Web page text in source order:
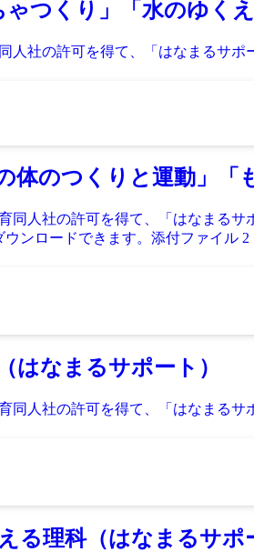
つくり」「水のゆく
人社の許可を得て、「はなまるサポ
体のつくりと運動」
人社の許可を得て、「はなまるサ
ウンロードできます。添付ファイ
はなまるサポート）
人社の許可を得て、「はなまるサ
る理科（はなまるサポ